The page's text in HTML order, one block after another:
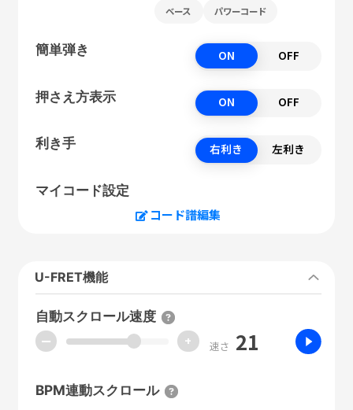
ベース パワーコード
簡単弾き ON OFF
押さえ方表示 ON OFF
利き手 右利き 左利き
マイコード設定
コード譜編集
U-FRET機能
自動スクロール速度
ー + 速さ 21
BPM連動スクロール